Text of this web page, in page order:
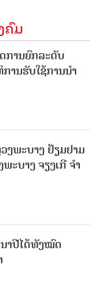
ຄົມ
ການຍົກລະດັບ
ານຮັບໃຊ້ການນໍາ
ງພະບາງ ຢ້ຽມ​ຢາມ
ະບາງ ຈຽງເກີ ຈໍາ
າປີໄດ້ທັງໝົດ